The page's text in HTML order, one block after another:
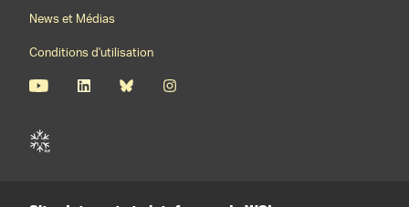
News et Médias
Conditions d'utilisation